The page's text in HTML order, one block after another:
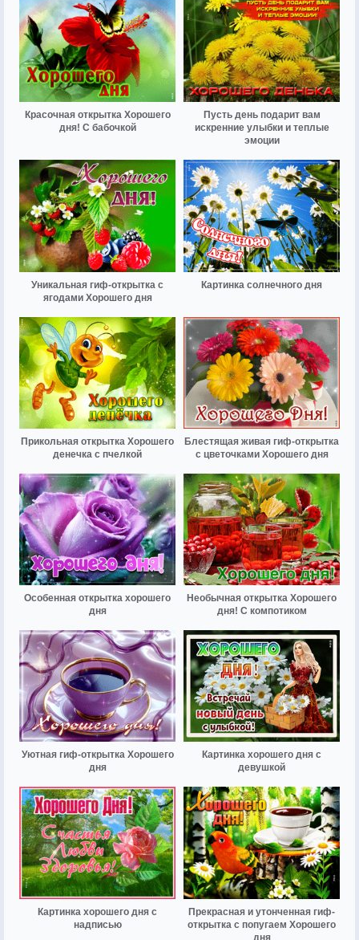
Красочная открытка Хорошего
дня! С бабочкой
Пусть день подарит вам
искренние улыбки и теплые
эмоции
Уникальная гиф-открытка с
ягодами Хорошего дня
Картинка солнечного дня
Прикольная открытка Хорошего
денечка с пчелкой
Блестящая живая гиф-открытка
с цветочками Хорошего дня
Особенная открытка хорошего
дня
Необычная открытка Хорошего
дня! С компотиком
Уютная гиф-открытка Хорошего
дня
Картинка хорошего дня с
девушкой
Картинка хорошего дня с
надписью
Прекрасная и утонченная гиф-
открытка с попугаем Хорошего
дня